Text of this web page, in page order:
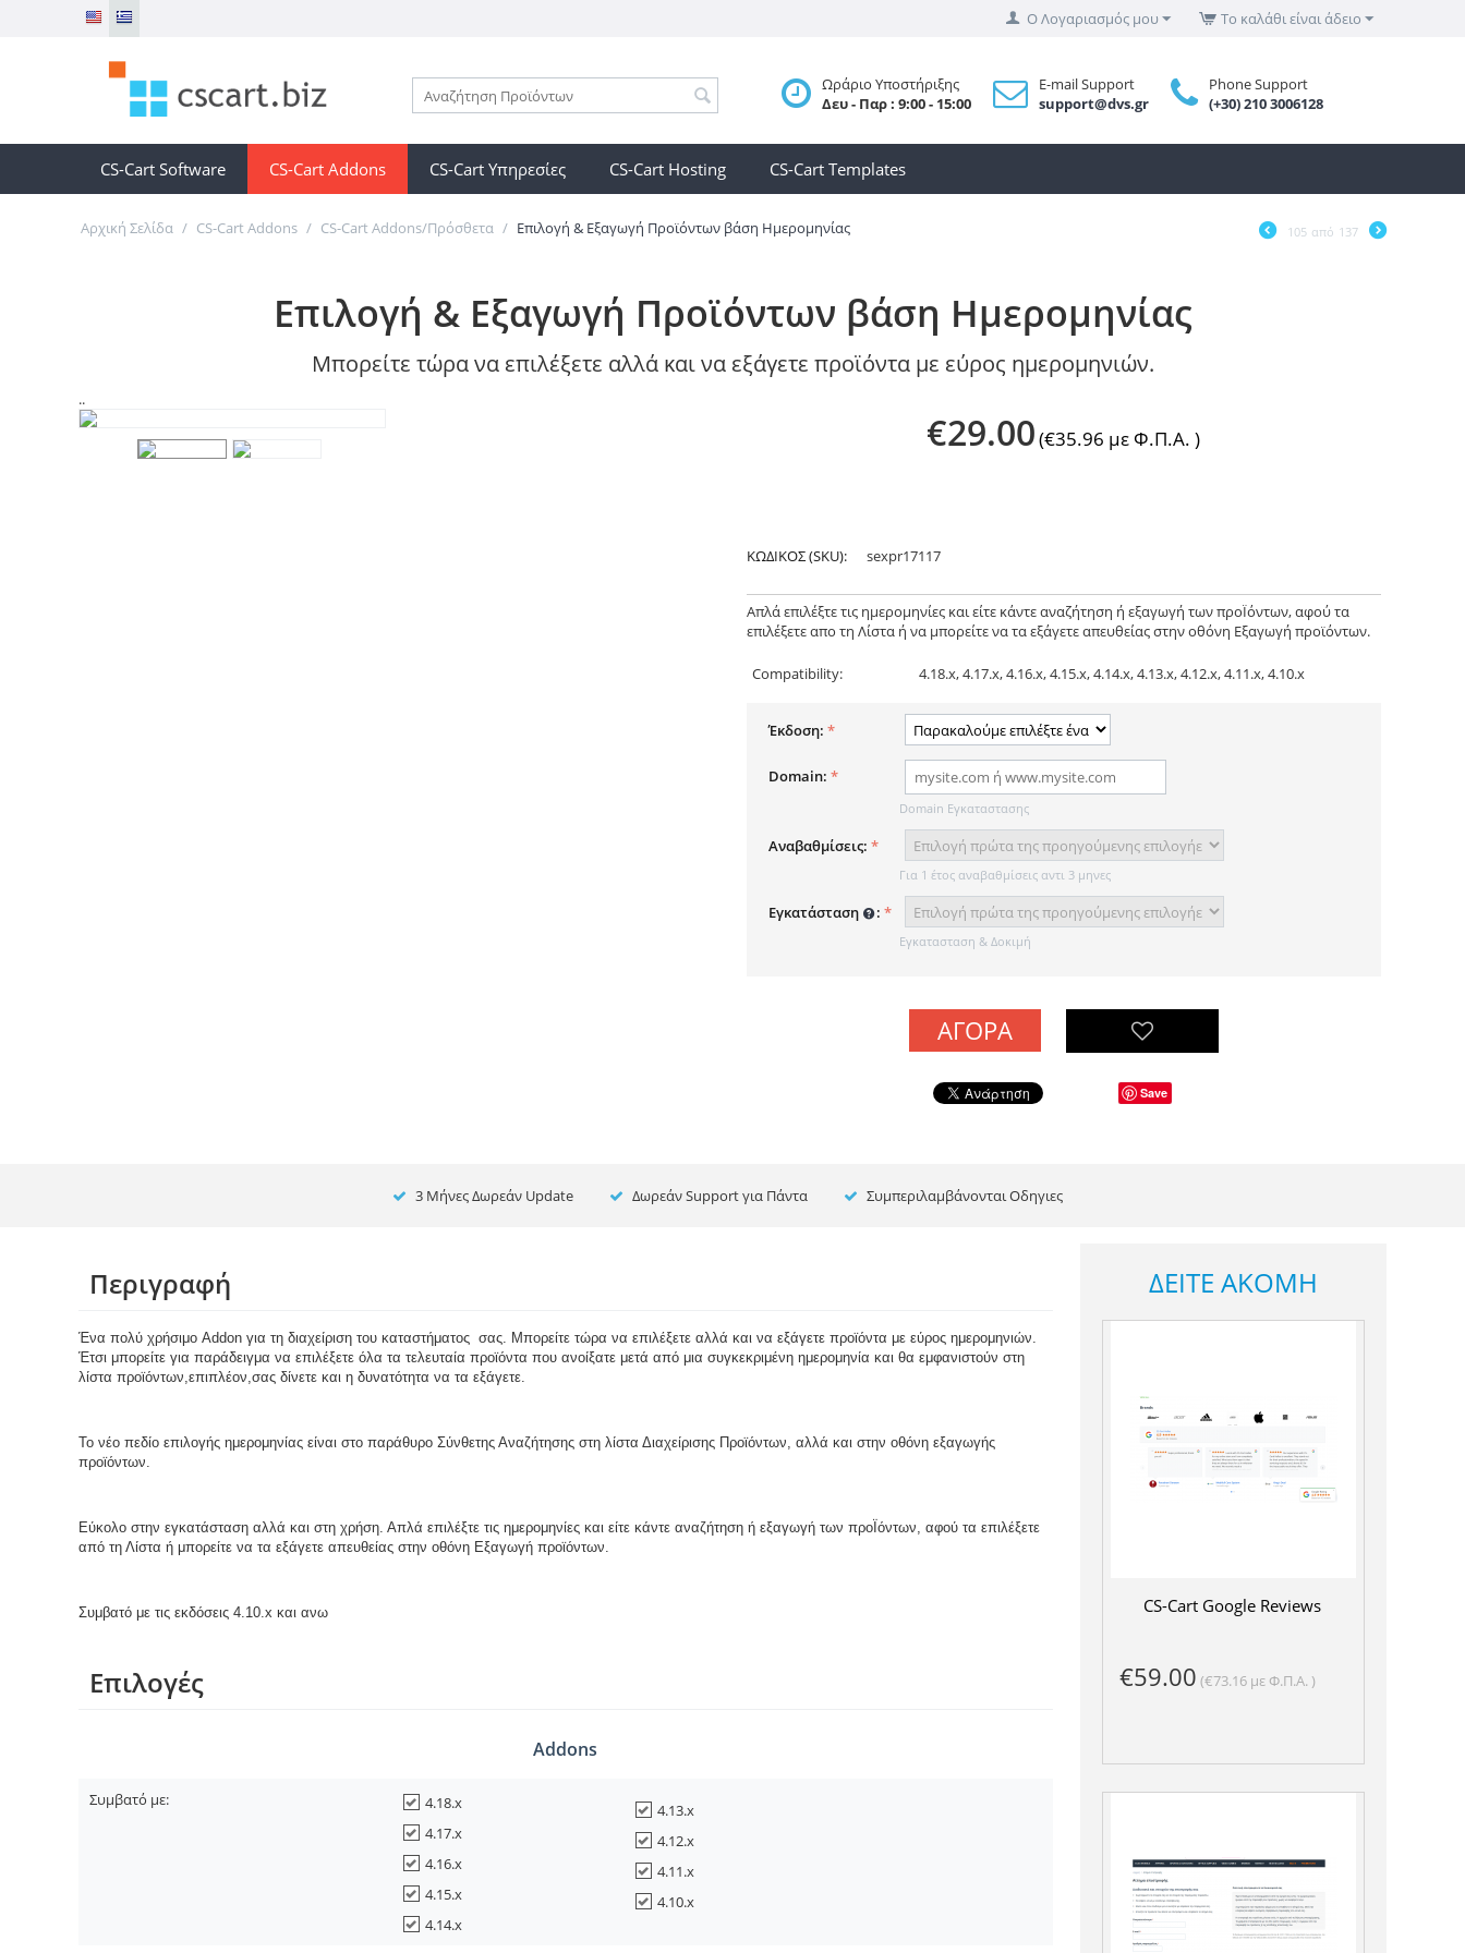
Το καλάθι είναι άδειο
Ο Λογαριασμός μου
Ωράριο Υποστήριξης
Δευ - Παρ : 9:00 - 15:00
E-mail Support
support@dvs.gr
Phone Support
(+30) 210 3006128
CS-Cart Software CS-Cart Addons CS-Cart Υπηρεσίες CS-Cart Hosting CS-Cart Templates
Αρχική Σελίδα / CS-Cart Addons / CS-Cart Addons/Πρόσθετα / Επιλογή & Εξαγωγή Προϊόντων βάση Ημερομηνίας 105 από 137
Επιλογή & Εξαγωγή Προϊόντων βάση Ημερομηνίας
Μπορείτε τώρα να επιλέξετε αλλά και να εξάγετε προϊόντα με εύρος ημερομηνιών.
..
€29.00(€35.96 με Φ.Π.Α. )
ΚΩΔΙΚΟΣ (SKU): sexpr17117
Απλά επιλέξτε τις ημερομηνίες και είτε κάντε αναζήτηση ή εξαγωγή των προΪόντων, αφούτα
επιλέξετε απο τη Λίστα ή να μπορείτε να τα εξάγετεαπευθείαςστην οθόνη Εξαγωγή προϊόντων.
Compatibility: 4.18.x, 4.17.x, 4.16.x, 4.15.x, 4.14.x, 4.13.x, 4.12.x, 4.11.x, 4.10.x
Έκδοση:
Domain:
Domain Εγκαταστασης
Αναβαθμίσεις:
Για 1 έτος αναβαθμίσεις αντι 3 μηνες
Εγκατάσταση :
Εγκατασταση & Δοκιμή
ΑΓΟΡΆ
Save
3 Μήνες Δωρεάν Update Δωρεάν Support για Πάντα Συμπεριλαμβάνονται Οδηγιες
Περιγραφή
Ένα πολύ χρήσιμο Addon για τη διαχείριση του καταστήματος  σας. Μπορείτε τώρα να επιλέξετε αλλά και να εξάγετε προϊόντα με εύρος ημερομηνιών.
Έτσι μπορείτε για παράδειγμα να επιλέξετε όλα τα τελευταία προϊόντα που ανοίξατε μετά από μια συγκεκριμένη ημερομηνία και θα εμφανιστούν στη
λίστα προϊόντων,επιπλέον,σας δίνετε και η δυνατότητα να τα εξάγετε.
Το νέο πεδίο επιλογής ημερομηνίας είναι στο παράθυρο Σύνθετης Αναζήτησης στη λίστα Διαχείρισης Προϊόντων, αλλά και στην οθόνη εξαγωγής
προϊόντων.
Εύκολο στην εγκατάσταση αλλά και στη χρήση. Απλά επιλέξτε τις ημερομηνίες και είτε κάντε αναζήτηση ή εξαγωγή των προΪόντων, αφού τα επιλέξετε
από τη Λίστα ή μπορείτε να τα εξάγετε απευθείας στην οθόνη Εξαγωγή προϊόντων.
Συμβατό με τις εκδόσεις 4.10.x και ανω
Επιλογές
Addons
Συμβατό με:
4.18.x
4.17.x
4.16.x
4.15.x
4.14.x
4.13.x
4.12.x
4.11.x
4.10.x
ΔΕΊΤΕ ΑΚΌΜΗ
CS-Cart Google Reviews
€59.00 (€73.16 με Φ.Π.Α. )